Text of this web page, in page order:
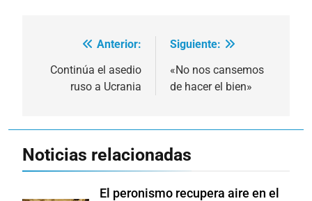
Navegación
de
Anterior:
Continúa el asedio
ruso a Ucrania
Siguiente:
«No nos cansemos
de hacer el bien»
Noticias relacionadas
El peronismo recupera aire en el